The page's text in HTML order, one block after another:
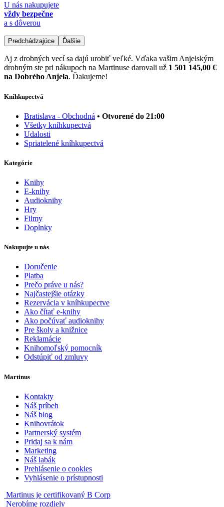
U nás nakupujete
vždy bezpečne
a s dôverou
Predchádzajúce Ďalšie
Aj z drobných vecí sa dajú urobiť veľké. Vďaka vašim Anjelským
drobným ste pri nákupoch na Martinuse darovali už 1 501 145,00 €
na Dobrého Anjela. Ďakujeme!
Kníhkupectvá
Bratislava - Obchodná • Otvorené do 21:00
Všetky kníhkupectvá
Udalosti
Spriatelené kníhkupectvá
Kategórie
Knihy
E-knihy
Audioknihy
Hry
Filmy
Doplnky
Nakupujte u nás
Doručenie
Platba
Prečo práve u nás?
Najčastejšie otázky
Rezervácia v kníhkupectve
Ako čítať e-knihy
Ako počúvať audioknihy
Pre školy a knižnice
Reklamácie
Knihomoľský pomocník
Odstúpiť od zmluvy
Martinus
Kontakty
Náš príbeh
Náš blog
Knihovrátok
Partnerský systém
Pridaj sa k nám
Marketing
Náš labák
Prehlásenie o cookies
Vyhlásenie o prístupnosti
Martinus je certifikovaný B Corp
Nerobíme rozdiely